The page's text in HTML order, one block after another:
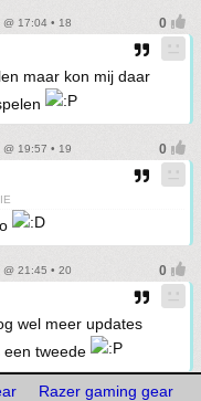
17:04 • 18
maar kon mij daar
19:57 • 19
21:45 • 20
wel meer updates
een tweede
Razer gaming gear